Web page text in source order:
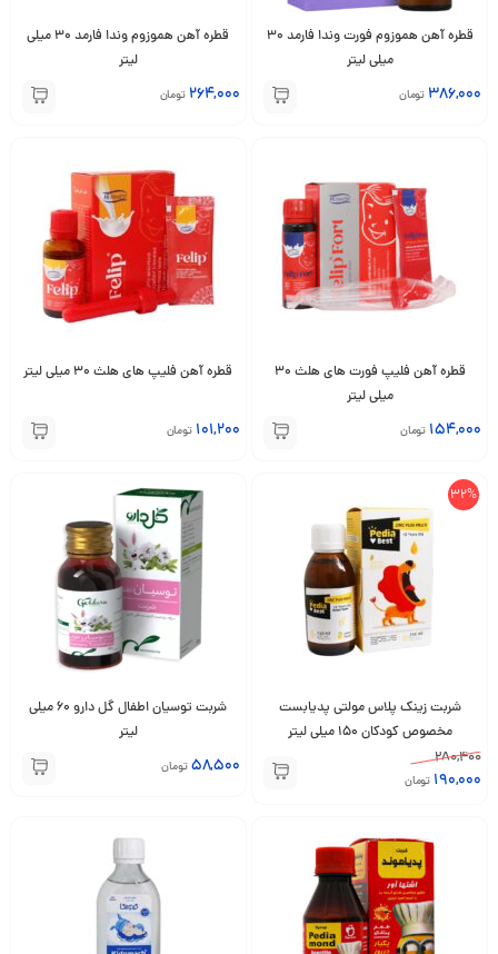
قطره آهن هموزوم فورت وندا فارمد 30
میلی لیتر
386,000 تومان
قطره آهن هموزوم وندا فارمد 30 میلی
لیتر
264,000 تومان
قطره آهن فلیپ فورت های هلث 30
میلی لیتر
154,000 تومان
قطره آهن فلیپ های هلث 30 میلی لیتر
101,200 تومان
32%
شربت زینک پلاس مولتی پدیابست
مخصوص کودکان 150 میلی لیتر
280,400
190,000 تومان
شربت توسیان اطفال گل دارو 60 میلی
لیتر
58,500 تومان